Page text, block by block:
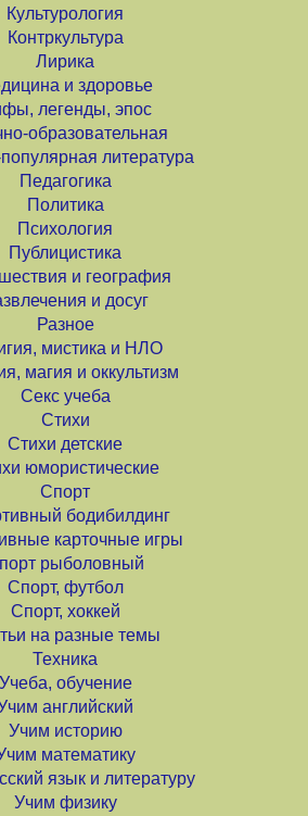
Культурология
Контркультура
Лирика
и здоровье
легенды, эпос
образовательная
литература
Педагогика
Политика
Психология
Публицистика
и география
и досуг
Разное
мистика и НЛО
магия и оккультизм
Секс учеба
Стихи
Стихи детские
юмористические
Спорт
бодибилдинг
карточные игры
рыболовный
Спорт, футбол
Спорт, хоккей
на разные темы
Техника
Учеба, обучение
английский
Учим историю
математику
язык и литературу
Учим физику